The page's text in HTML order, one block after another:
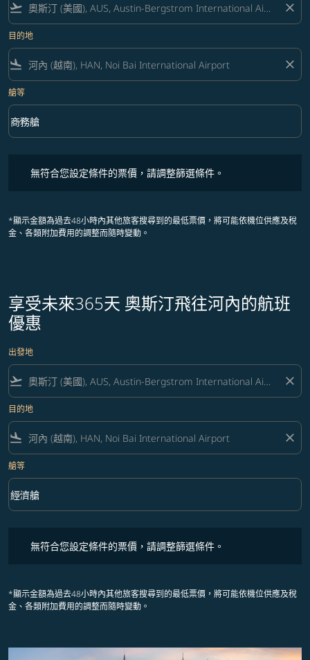
flight_takeoff close
目的地
flight_land close
艙等
艙等 option 商務艙 Selected
商務艙
keyboard_arrow_down
無符合您設定條件的票價，請調整篩選條件。
*顯示金額為過去48小時內其他旅客搜尋到的最低票價，將可能依機位供應及稅
金、各類附加費用的調整而隨時變動。
享受未來365天 奧斯汀飛往河內的航班
優惠
出發地
flight_takeoff close
目的地
flight_land close
艙等
艙等 option 經濟艙 Selected
經濟艙
keyboard_arrow_down
無符合您設定條件的票價，請調整篩選條件。
*顯示金額為過去48小時內其他旅客搜尋到的最低票價，將可能依機位供應及稅
金、各類附加費用的調整而隨時變動。